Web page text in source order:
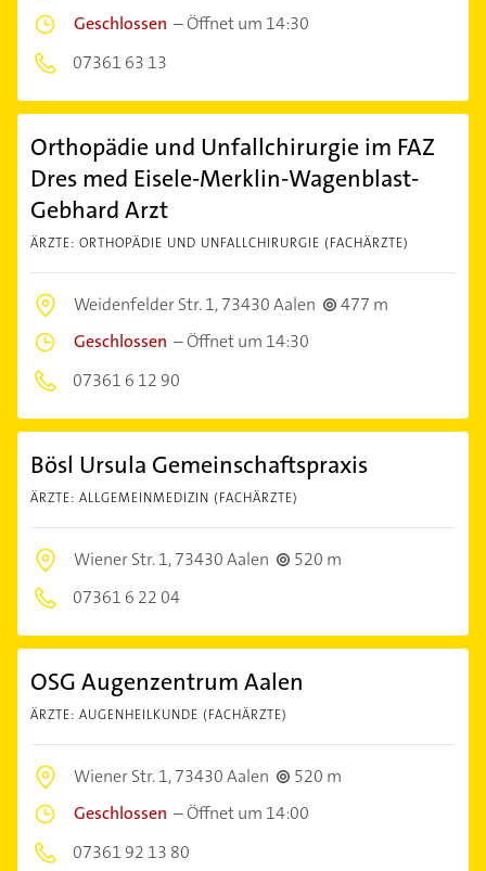
Geschlossen –Öffnet um 14:30
07361 63 13
Orthopädie und Unfallchirurgie im FAZ
Dres med Eisele-Merklin-Wagenblast-
Gebhard Arzt
ÄRZTE: ORTHOPÄDIE UND UNFALLCHIRURGIE (FACHÄRZTE)
Weidenfelder Str. 1,73430 Aalen
477 m
Geschlossen –Öffnet um 14:30
07361 6 12 90
Bösl Ursula Gemeinschaftspraxis
ÄRZTE: ALLGEMEINMEDIZIN (FACHÄRZTE)
Wiener Str. 1,73430 Aalen
520 m
07361 6 22 04
OSG Augenzentrum Aalen
ÄRZTE: AUGENHEILKUNDE (FACHÄRZTE)
Wiener Str. 1,73430 Aalen
520 m
Geschlossen –Öffnet um 14:00
07361 92 13 80